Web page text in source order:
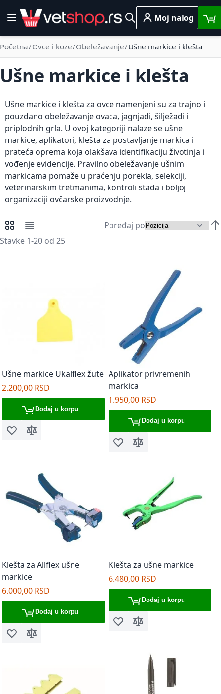
Skip to Content
Toggle Nav
Pretraga
Moj nalog
Početna Ovce i koze Obeležavanje Ušne markice i klešta
Ušne markice i klešta
Ušne markice i klešta za ovce namenjeni su za trajno i
pouzdano obeležavanje ovaca, jagnjadi, šilježadi i
priplodnih grla. U ovoj kategoriji nalaze se ušne
markice, aplikatori, klešta za postavljanje markica i
prateća oprema koja olakšava identifikaciju životinja i
vođenje evidencije. Pravilno obeležavanje ušnim
markicama pomaže u praćenju porekla, selekciji,
veterinarskim tretmanima, kontroli stada i boljoj
organizaciji ovčarske proizvodnje.
Pregledi kao
Mreža Lista
Stavke 1-20 od 25
Poređaj po
Ušne markice Ukalflex žute
2.200,00 RSD
Dodaj u korpu
Dodaj u listu želja
Dodaj za poređenje
Aplikator privremenih
markica
1.950,00 RSD
Dodaj u korpu
Dodaj u listu želja
Dodaj za poređenje
Klešta za Allflex ušne
markice
6.000,00 RSD
Dodaj u korpu
Dodaj u listu želja
Dodaj za poređenje
Klešta za ušne markice
6.480,00 RSD
Dodaj u korpu
Dodaj u listu želja
Dodaj za poređenje